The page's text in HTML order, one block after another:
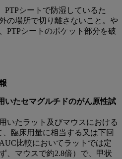
PTPシートで防湿しているた
の場所で切り離さないこと。や
PTPシートのポケット部分を破
いたセマグルチドのがん原性試
いたラット及びマウスにおける
臨床用量に相当する又は下回
比較においてラットでは定
、マウスで約2.8倍）で、甲状